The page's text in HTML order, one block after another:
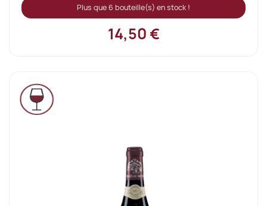
Plus que 6 bouteille(s) en stock !
14,50 €